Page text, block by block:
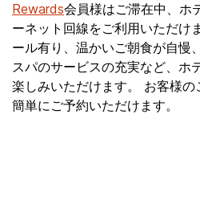
Rewards会員様はご滞在中、ホ
ーネット回線をご利用いただけ
ール有り、温かいご朝食が自慢
スパのサービスの充実など、ホ
楽しみいただけます。 お客様
簡単にご予約いただけます。